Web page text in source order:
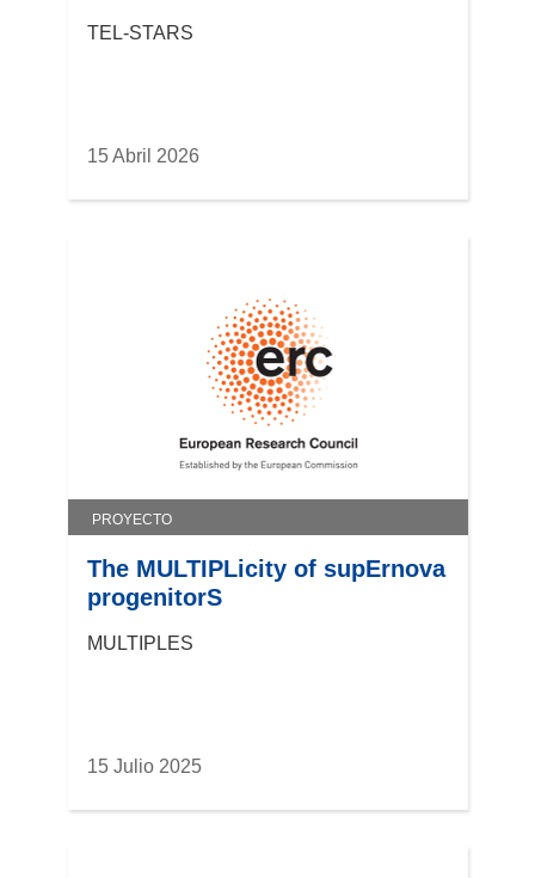
TEL-STARS
15 Abril 2026
PROYECTO
The MULTIPLicity of supErnova
progenitorS
MULTIPLES
15 Julio 2025